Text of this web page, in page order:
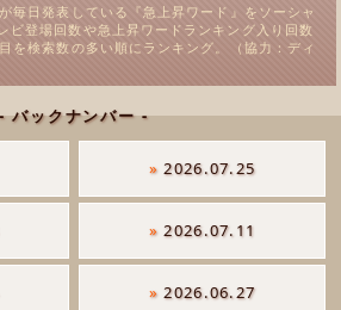
毎日発表している『急上昇ワード』をソーシャ
ビ登場回数や急上昇ワードランキング入り回数
を検索数の多い順にランキング。（協力：ディ
バックナンバー -
» 2026.07.25
» 2026.07.11
» 2026.06.27